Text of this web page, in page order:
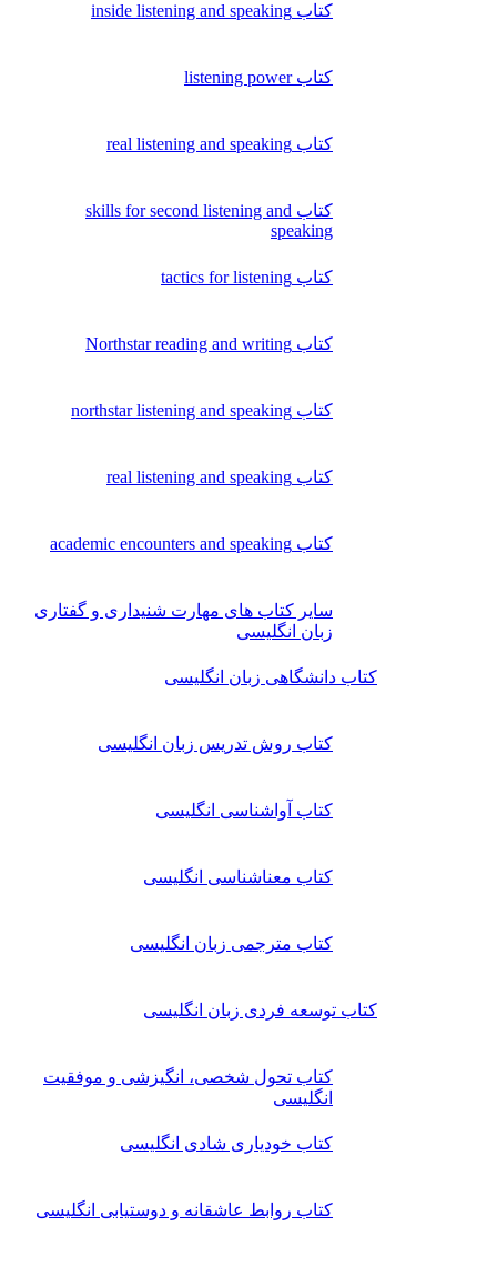
کتاب inside listening and speaking
کتاب listening power
کتاب real listening and speaking
کتاب skills for second listening and
speaking
کتاب tactics for listening
کتاب Northstar reading and writing
کتاب northstar listening and speaking
کتاب real listening and speaking
کتاب academic encounters and speaking
سایر کتاب های مهارت شنیداری و گفتاری
زبان انگلیسی
کتاب دانشگاهی زبان انگلیسی
کتاب روش تدریس زبان انگلیسی
کتاب آواشناسی انگلیسی
کتاب معناشناسی انگلیسی
کتاب مترجمی زبان انگلیسی
کتاب توسعه فردی زبان انگلیسی
کتاب تحول شخصی، انگیزشی و موفقیت
انگلیسی
کتاب خودیاری شادی انگلیسی
کتاب روابط عاشقانه و دوستیابی انگلیسی